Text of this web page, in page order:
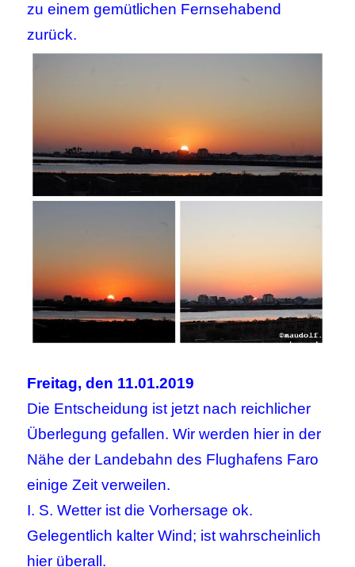
zu einem gemütlichen Fernsehabend
zurück.
Freitag, den 11.01.2019
Die Entscheidung ist jetzt nach reichlicher
Überlegung gefallen. Wir werden hier in der
Nähe der Landebahn des Flughafens Faro
einige Zeit verweilen.
I. S. Wetter ist die Vorhersage ok.
Gelegentlich kalter Wind; ist wahrscheinlich
hier überall.